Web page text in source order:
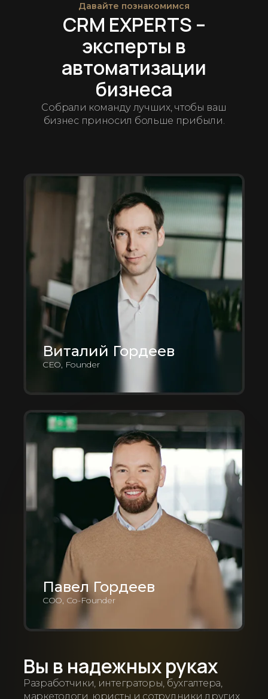
Вы в надежных руках
Разработчики, интеграторы, бухгалтера,
маркетологи, юристы и сотрудники других
Павел Гордеев
COO, Co-Founder
Виталий Гордеев
CEO, Founder
Давайте познакомимся
CRM EXPERTS –
эксперты в
автоматизации
бизнеса
Собрали команду лучших, чтобы ваш
бизнес приносил больше прибыли.